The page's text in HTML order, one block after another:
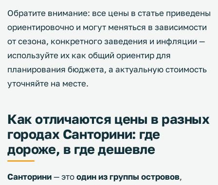
Обратите внимание: все цены в статье приведены
ориентировочно и могут меняться в зависимости
от сезона, конкретного заведения и инфляции —
используйте их как общий ориентир для
планирования бюджета, а актуальную стоимость
уточняйте на месте.
Как отличаются цены в разных
городах Санторини: где
дороже, в где дешевле
Санторини— этоодин из группы островов,